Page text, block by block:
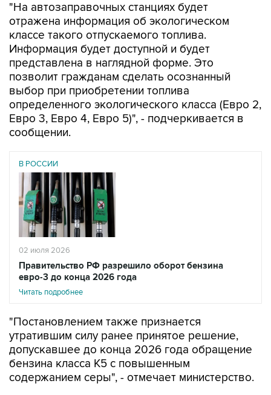
"На автозаправочных станциях будет
отражена информация об экологическом
классе такого отпускаемого топлива.
Информация будет доступной и будет
представлена в наглядной форме. Это
позволит гражданам сделать осознанный
выбор при приобретении топлива
определенного экологического класса (Евро 2,
Евро 3, Евро 4, Евро 5)", - подчеркивается в
сообщении.
В РОССИИ
02 июля 2026
Правительство РФ разрешило оборот бензина
евро-3 до конца 2026 года
Читать подробнее
"Постановлением также признается
утратившим силу ранее принятое решение,
допускавшее до конца 2026 года обращение
бензина класса К5 с повышенным
содержанием серы", - отмечает министерство.